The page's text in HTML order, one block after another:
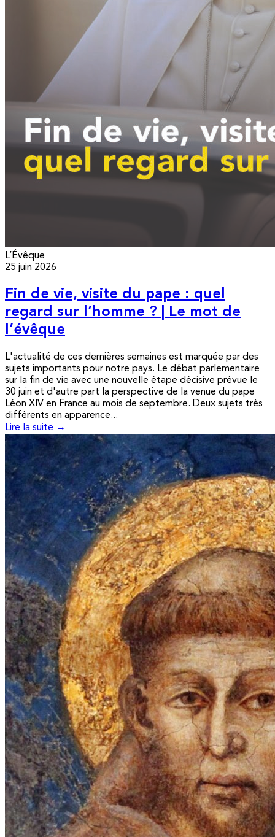
L’Évêque
25 juin 2026
Fin de vie, visite du pape : quel
regard sur l’homme ? | Le mot de
l’évêque
L'actualité de ces dernières semaines est marquée par des
sujets importants pour notre pays. Le débat parlementaire
sur la fin de vie avec une nouvelle étape décisive prévue le
30 juin et d'autre part la perspective de la venue du pape
Léon XIV en France au mois de septembre. Deux sujets très
différents en apparence...
Lire la suite →